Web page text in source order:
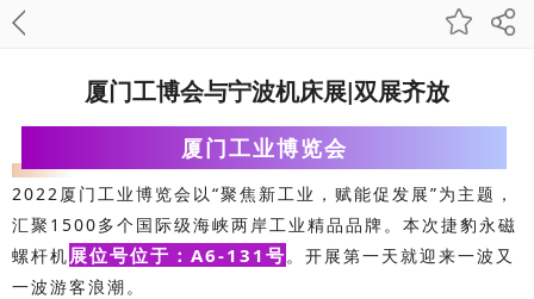
厦门工博会与宁波机床展|双展齐放
厦门工业博览会
2022厦门工业博览会以“聚焦新工业，赋能促发展”为主题，
汇聚1500多个国际级海峡两岸工业精品品牌。本次捷豹永磁
螺杆机展位号位于：A6-131号。开展第一天就迎来一波又
一波游客浪潮。